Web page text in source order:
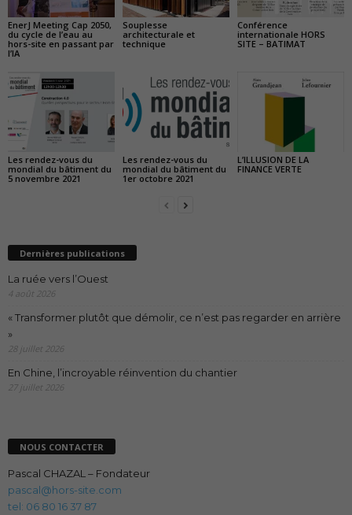
EnerJ Meeting Cap 2050,
du cycle de l’eau au
hors-site en passant par
l’IA
Souplesse
architecturale et
technique
Conférence
internationale HORS
SITE – BATIMAT
Les rendez-vous du
mondial du bâtiment du
5 novembre 2021
Les rendez-vous du
mondial du bâtiment du
1er octobre 2021
L’ILLUSION DE LA
FINANCE VERTE
Dernières publications
La ruée vers l’Ouest
4 août 2026
« Transformer plutôt que démolir, ce n’est pas regarder en arrière
»
28 juillet 2026
En Chine, l’incroyable réinvention du chantier
27 juillet 2026
NOUS CONTACTER
Pascal CHAZAL – Fondateur
pascal@hors-site.com
tel: 06 80 16 37 87